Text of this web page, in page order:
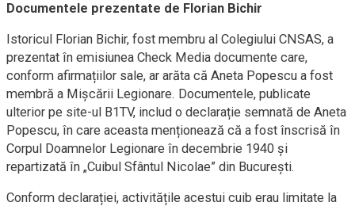
Documentele prezentate de Florian Bichir
Istoricul Florian Bichir, fost membru al Colegiului CNSAS, a
prezentat în emisiunea Check Media documente care,
conform afirmațiilor sale, ar arăta că Aneta Popescu a fost
membră a Mișcării Legionare. Documentele, publicate
ulterior pe site-ul B1TV, includ o declarație semnată de Aneta
Popescu, în care aceasta menționează că a fost înscrisă în
Corpul Doamnelor Legionare în decembrie 1940 și
repartizată în „Cuibul Sfântul Nicolae” din București.
Conform declarației, activitățile acestui cuib erau limitate la